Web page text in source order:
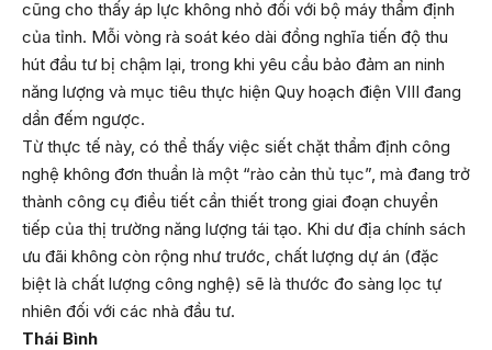
cũng cho thấy áp lực không nhỏ đối với bộ máy thẩm định
của tỉnh. Mỗi vòng rà soát kéo dài đồng nghĩa tiến độ thu
hút đầu tư bị chậm lại, trong khi yêu cầu bảo đảm an ninh
năng lượng và mục tiêu thực hiện Quy hoạch điện VIII đang
dần đếm ngược.
Từ thực tế này, có thể thấy việc siết chặt thẩm định công
nghệ không đơn thuần là một “rào cản thủ tục”, mà đang trở
thành công cụ điều tiết cần thiết trong giai đoạn chuyển
tiếp của thị trường năng lượng tái tạo. Khi dư địa chính sách
ưu đãi không còn rộng như trước, chất lượng dự án (đặc
biệt là chất lượng công nghệ) sẽ là thước đo sàng lọc tự
nhiên đối với các nhà đầu tư.
Thái Bình